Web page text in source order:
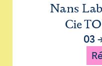
Nans
Cie
03